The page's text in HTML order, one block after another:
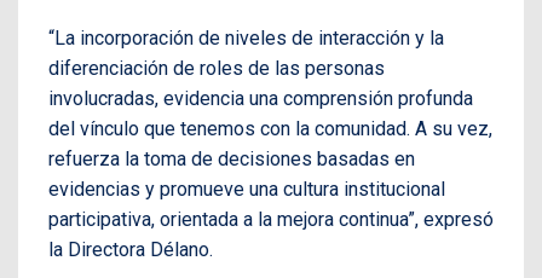
“La incorporación de niveles de interacción y la
diferenciación de roles de las personas
involucradas, evidencia una comprensión profunda
del vínculo que tenemos con la comunidad. A su vez,
refuerza la toma de decisiones basadas en
evidencias y promueve una cultura institucional
participativa, orientada a la mejora continua”, expresó
la Directora Délano.